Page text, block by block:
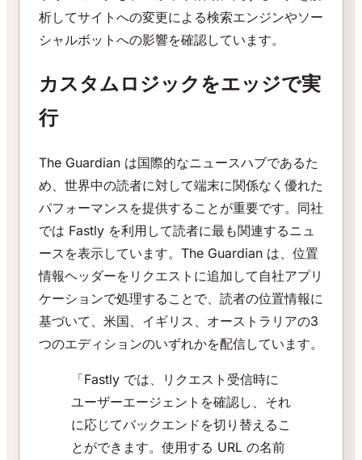
析してサイトへの変更による検索エンジンやソー
シャルボットへの影響を確認しています。
カスタムロジックをエッジで実
行
The Guardian は国際的なニュースハブであるた
め、世界中の読者に対して端末に関係なく優れた
パフォーマンスを提供することが重要です。同社
では Fastly を利用して読者に最も関連するニュ
ースを表示しています。The Guardian は、位置
情報ヘッダーをリクエストに追加して自社アプリ
ケーションで処理することで、読者の位置情報に
基づいて、米国、イギリス、オーストラリアの3
つのエディションのいずれかを配信しています。
「Fastly では、リクエスト受信時に
ユーザーエージェントを確認し、それ
に応じてバックエンドを切り替えるこ
とができます。使用する URL の名前